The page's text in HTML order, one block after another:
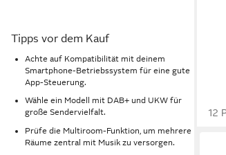
Tipps vor dem Kauf
Achte auf Kompatibilität mit deinem
Smartphone-Betriebssystem für eine gute
App-Steuerung.
Wähle ein Modell mit DAB+ und UKW für
große Sendervielfalt.
Prüfe die Multiroom-Funktion, um mehrere
Räume zentral mit Musik zu versorgen.
12